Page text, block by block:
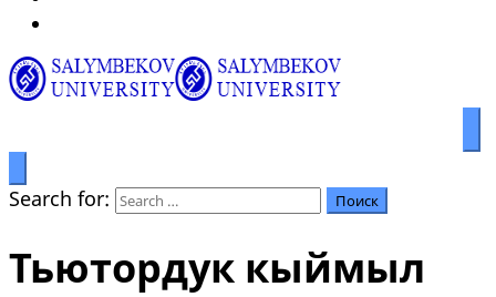
Search for:
Тьютордук кыймыл